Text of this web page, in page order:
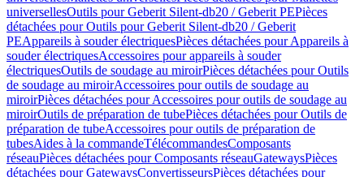
universellesOutils pour Geberit Silent-db20 / Geberit PEPièces
détachées pour Outils pour Geberit Silent-db20 / Geberit
PEAppareils à souder électriquesPièces détachées pour Appareils à
souder électriquesAccessoires pour appareils à souder
électriquesOutils de soudage au miroirPièces détachées pour Outils
de soudage au miroirAccessoires pour outils de soudage au
miroirPièces détachées pour Accessoires pour outils de soudage au
miroirOutils de préparation de tubePièces détachées pour Outils de
préparation de tubeAccessoires pour outils de préparation de
tubesAides à la commandeTélécommandesComposants
réseauPièces détachées pour Composants réseauGatewaysPièces
détachées pour GatewaysConvertisseursPièces détachées pour